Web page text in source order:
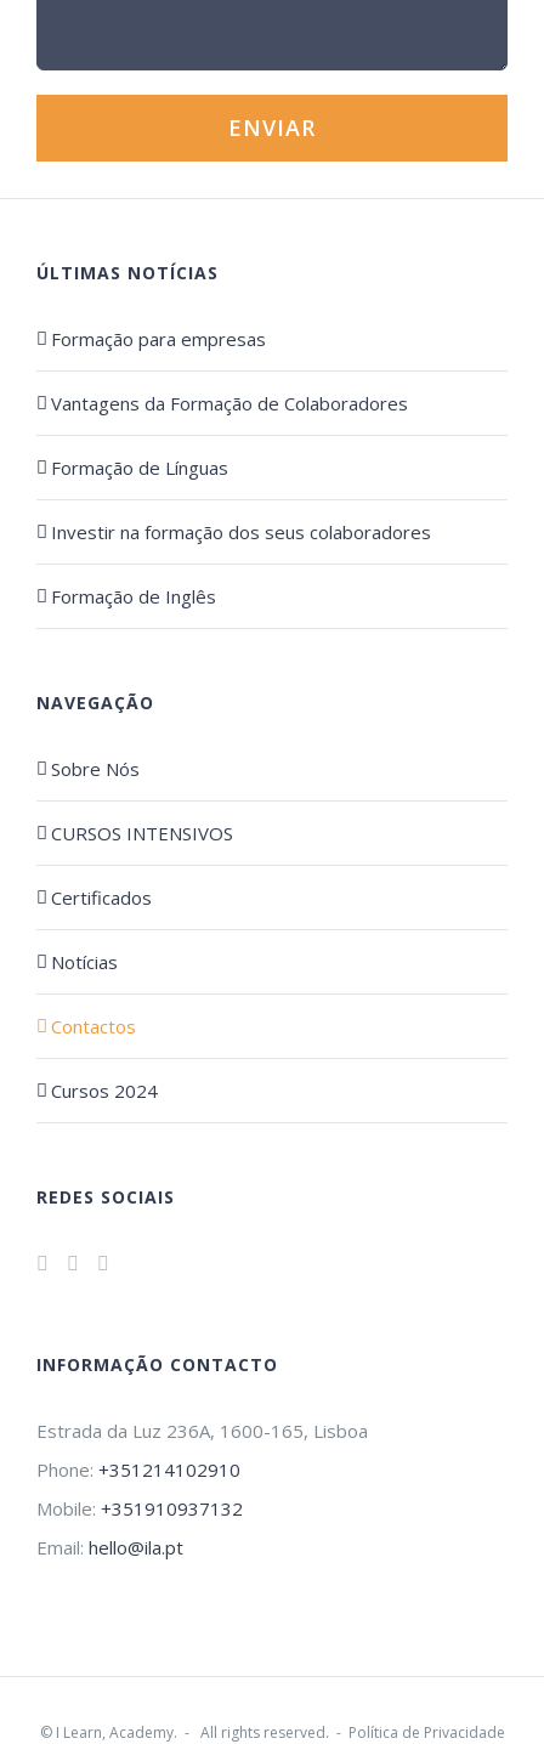
ÚLTIMAS NOTÍCIAS
Formação para empresas
Vantagens da Formação de Colaboradores
Formação de Línguas
Investir na formação dos seus colaboradores
Formação de Inglês
NAVEGAÇÃO
Sobre Nós
CURSOS INTENSIVOS
Certificados
Notícias
Contactos
Cursos 2024
REDES SOCIAIS
INFORMAÇÃO CONTACTO
Estrada da Luz 236A, 1600-165, Lisboa
Phone: +351214102910
Mobile: +351910937132
Email: hello@ila.pt
© I Learn, Academy. - All rights reserved. - Política de Privacidade